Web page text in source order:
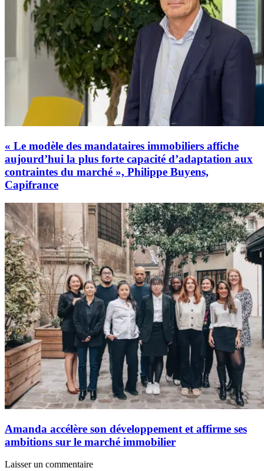
« Le modèle des mandataires immobiliers affiche
aujourd’hui la plus forte capacité d’adaptation aux
contraintes du marché », Philippe Buyens,
Capifrance
Amanda accélère son développement et affirme ses
ambitions sur le marché immobilier
Laisser un commentaire